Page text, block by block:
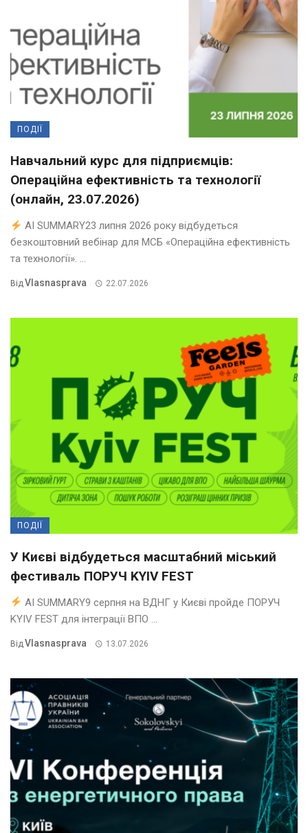
ПОДІЇ
Навчальний курс для підприємців:
Операційна ефективність та технології
(онлайн, 23.07.2026)
AI SUMMARY23 липня 2026 року відбудеться
безкоштовний вебінар для МСБ «Операційна ефективність
та технології». ...
ВідVlasnasprava 22.07.2026
ПОДІЇ
У Києві відбудеться масштабний міський
фестиваль ПОРУЧ KYIV FEST
AI SUMMARY9 серпня на ВДНГ у Києві пройде ПОРУЧ
KYIV FEST для інтеграції ВПО ...
ВідVlasnasprava 13.07.2026